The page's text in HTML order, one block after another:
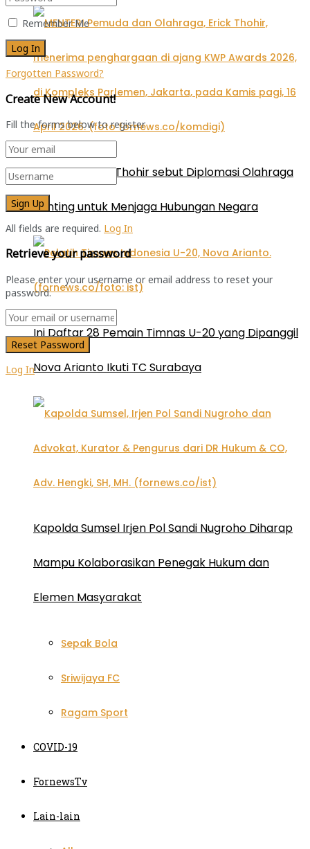
Menpora Erick Thohir sebut Diplomasi Olahraga
Penting untuk Menjaga Hubungan Negara
Ini Daftar 28 Pemain Timnas U-20 yang Dipanggil
Nova Arianto Ikuti TC Surabaya
Kapolda Sumsel Irjen Pol Sandi Nugroho Diharap
Mampu Kolaborasikan Penegak Hukum dan
Elemen Masyarakat
Sepak Bola
Sriwijaya FC
Ragam Sport
COVID-19
FornewsTv
Lain-lain
Remember Me
Forgotten Password?
Create New Account!
Fill the forms below to register
All fields are required. Log In
Retrieve your password
Please enter your username or email address to reset your
password.
Log In